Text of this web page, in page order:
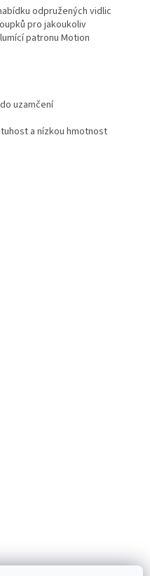
odpružených vidlic
pro jakoukoliv
patronu Motion
uzamčení
a nízkou hmotnost